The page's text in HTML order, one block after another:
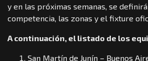
y en las próximas semanas, se
competencia, las zonas y el fixture
A continuación, el listado de los
San Martín de Junín – Buenos